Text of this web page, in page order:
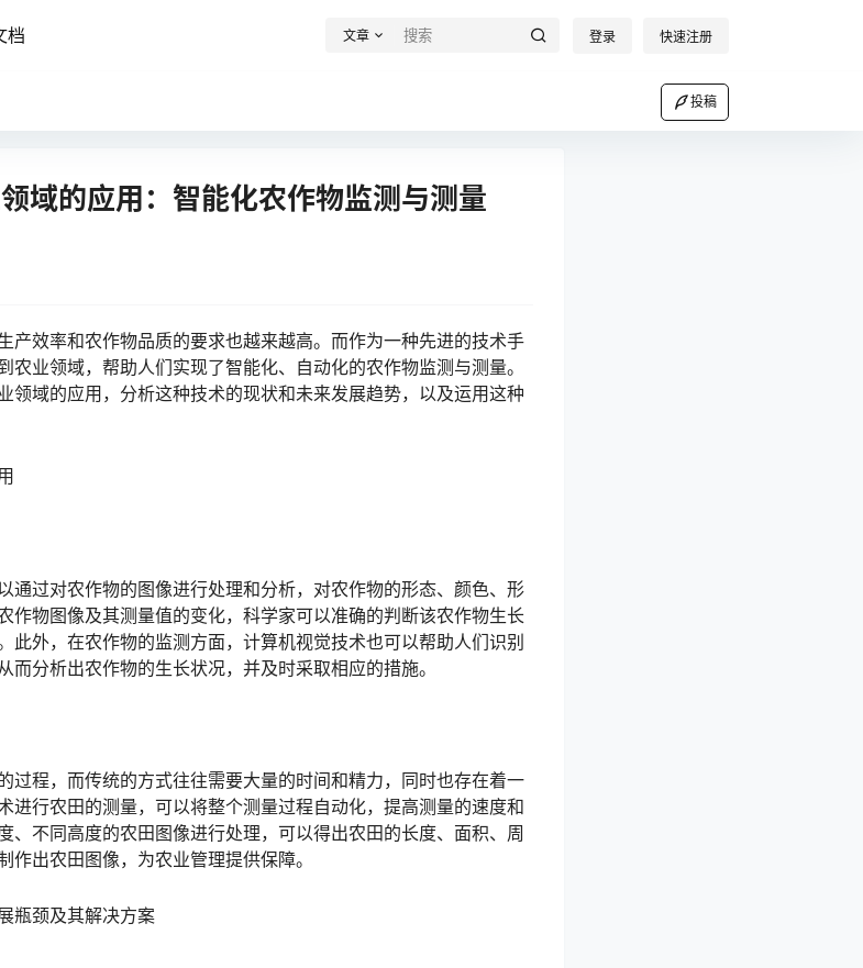
档 文章 登录 快速注册
投稿
域的应用：智能化农作物监测与测量
产效率和农作物品质的要求也越来越高。而作为一种先进的技术手
业领域，帮助人们实现了智能化、自动化的农作物监测与测量。
领域的应用，分析这种技术的现状和未来发展趋势，以及运用这种
通过对农作物的图像进行处理和分析，对农作物的形态、颜色、形
作物图像及其测量值的变化，科学家可以准确的判断该农作物生长
此外，在农作物的监测方面，计算机视觉技术也可以帮助人们识别
分析出农作物的生长状况，并及时采取相应的措施。
过程，而传统的方式往往需要大量的时间和精力，同时也存在着一
进行农田的测量，可以将整个测量过程自动化，提高测量的速度和
、不同高度的农田图像进行处理，可以得出农田的长度、面积、周
出农田图像，为农业管理提供保障。
瓶颈及其解决方案